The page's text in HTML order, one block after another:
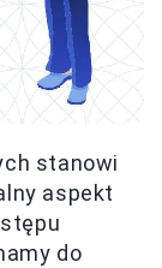
stanowi
aspekt
do